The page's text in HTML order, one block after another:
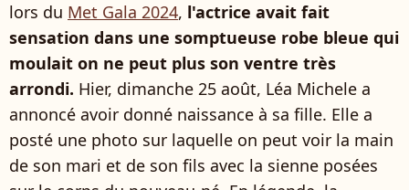
lors du Met Gala 2024, l'actrice avait fait
sensation dans une somptueuse robe bleue qui
moulait on ne peut plus son ventre très
arrondi. Hier, dimanche 25 août, Léa Michele a
annoncé avoir donné naissance à sa fille. Elle a
posté une photo sur laquelle on peut voir la main
de son mari et de son fils avec la sienne posées